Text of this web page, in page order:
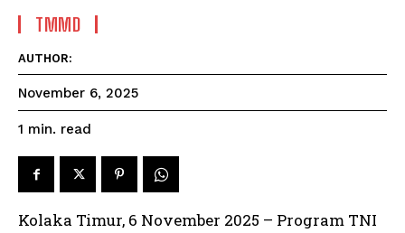
TMMD
AUTHOR:
November 6, 2025
1 min. read
Kolaka Timur, 6 November 2025 – Program TNI